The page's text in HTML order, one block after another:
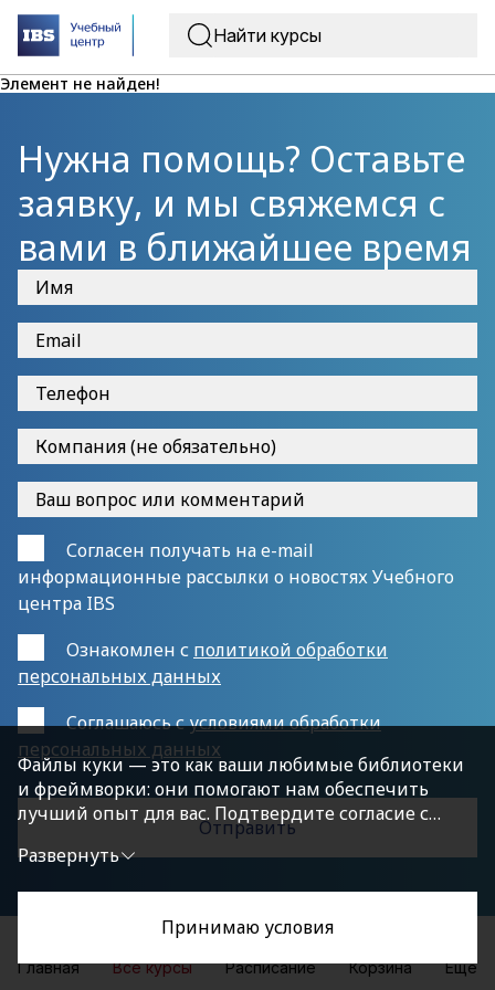
Элемент не найден!
Нужна помощь? Оставьте
заявку, и мы свяжемся с
вами в ближайшее время
Согласен получать на e-mail
информационные рассылки о новостях Учебного
центра IBS
Ознакомлен с политикой обработки
персональных данных
Cоглашаюсь сусловиями обработки
персональных данных
Главная Все курсы Расписание Корзина Еще
Файлы куки — это как ваши любимые библиотеки
и фреймворки: они помогают нам обеспечить
лучший опыт для вас. Подтвердите согласие с
политикой конфиденциальности, нажав
«Принимаю условия», чтобы продолжить.
Развернуть
Принимаю условия